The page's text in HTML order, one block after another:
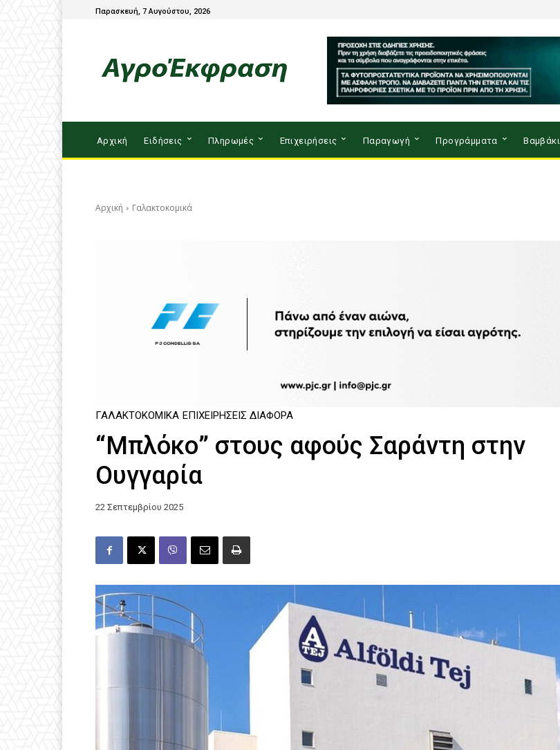
Παρασκευή, 7 Αυγούστου, 2026
Αρχική Ειδήσεις Πληρωμές Επιχειρήσεις Παραγωγή Προγράμματα Βαμβάκι
Αρχική Γαλακτοκομικά
ΓΑΛΑΚΤΟΚΟΜΙΚΆ ΕΠΙΧΕΙΡΉΣΕΙΣ ΔΙΆΦΟΡΑ
“Μπλόκο” στους αφούς Σαράντη στην
Ουγγαρία
22 Σεπτεμβρίου 2025